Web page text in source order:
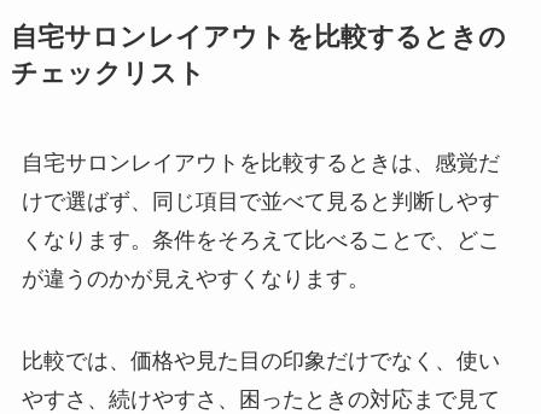
自宅サロンレイアウトを比較するときの
チェックリスト
自宅サロンレイアウトを比較するときは、感覚だ
けで選ばず、同じ項目で並べて見ると判断しやす
くなります。条件をそろえて比べることで、どこ
が違うのかが見えやすくなります。
比較では、価格や見た目の印象だけでなく、使い
やすさ、続けやすさ、困ったときの対応まで見て